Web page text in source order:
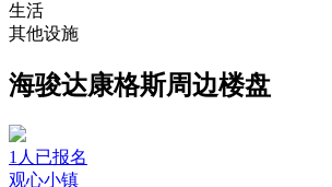
生活
其他设施
海骏达康格斯周边楼盘
1 人已报名
观心小镇